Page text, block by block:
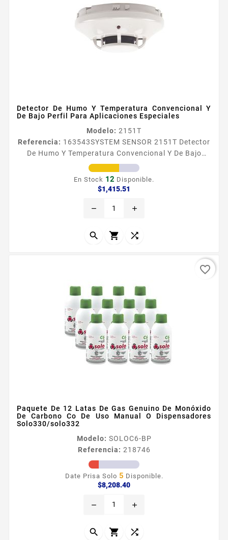
Detector De Humo Y Temperatura Convencional Y
De Bajo Perfil Para Aplicaciones Especiales
Modelo: 2151T
Referencia: 163543SYSTEM SENSOR 2151T Detector
De Humo Y Temperatura Convencional Y De Bajo
Perfil Para Aplicaciones Especiales Disentildeo de
bajo perfil Provisto de LEDs que destellan indicando
el estado operativo Termistor electroacutenico de
faacutecilmente en la base B114LPBT no incluida El
satisface los requerimientos...
En Stock 12 Disponible.
$1,415.51
remove add
  
Paquete De 12 Latas De Gas Genuino De Monóxido
De Carbono Co De Uso Manual O Dispensadores
Solo330/solo332
Modelo: SOLOC6-BP
Referencia: 218746
Date Prisa Solo 5 Disponible.
$8,208.40Precio
remove add
  
favorite_border